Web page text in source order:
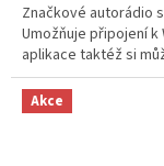
Značkové autorádio
Umožňuje připojení
aplikace taktéž si
Akce